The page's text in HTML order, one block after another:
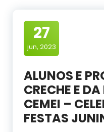
27
jun, 2023
ALUNOS E
CRECHE E
CEMEI –
FESTAS